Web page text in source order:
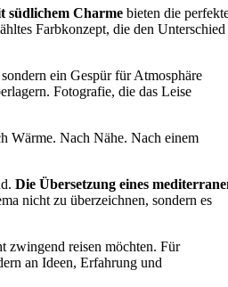
südlichem Charme bieten die
Farbkonzept, die den Unterschied
ein Gespür für Atmosphäre
Fotografie, die das Leise
Wärme. Nach Nähe. Nach einem
Die Übersetzung eines
nicht zu überzeichnen, sondern es
zwingend reisen möchten. Für
an Ideen, Erfahrung und